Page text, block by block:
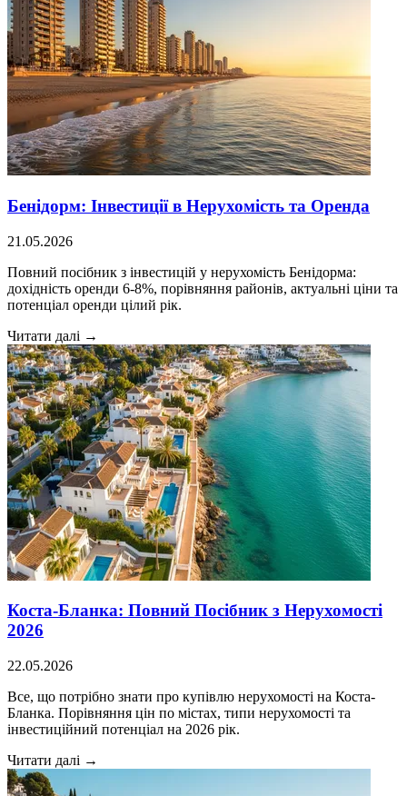
Бенідорм: Інвестиції в Нерухомість та Оренда
21.05.2026
Повний посібник з інвестицій у нерухомість Бенідорма:
дохідність оренди 6-8%, порівняння районів, актуальні ціни та
потенціал оренди цілий рік.
Читати далі →
Коста-Бланка: Повний Посібник з Нерухомості
2026
22.05.2026
Все, що потрібно знати про купівлю нерухомості на Коста-
Бланка. Порівняння цін по містах, типи нерухомості та
інвестиційний потенціал на 2026 рік.
Читати далі →